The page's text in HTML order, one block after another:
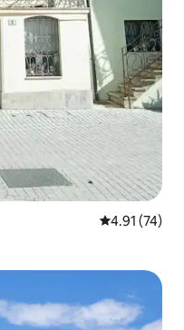
Ukadiriaji wa
4.91 (74)